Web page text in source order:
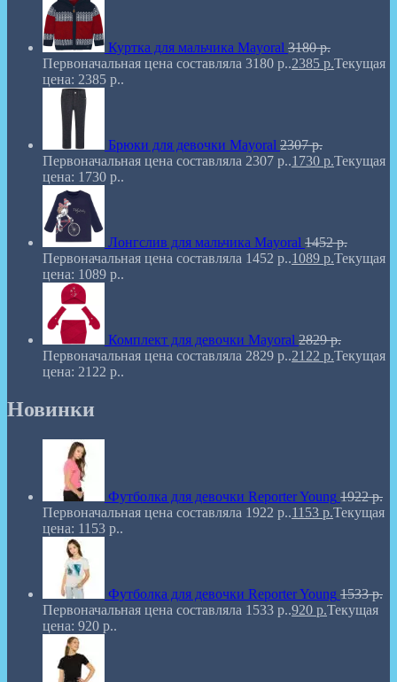
Куртка для мальчика Mayoral 3180р.
Первоначальная цена составляла 3180 р..2385 р.Текущая
цена: 2385 р..
Брюки для девочки Mayoral 2307р.
Первоначальная цена составляла 2307 р..1730 р.Текущая
цена: 1730 р..
Лонгслив для мальчика Mayoral 1452р.
Первоначальная цена составляла 1452 р..1089 р.Текущая
цена: 1089 р..
Комплект для девочки Mayoral 2829р.
Первоначальная цена составляла 2829 р..2122 р.Текущая
цена: 2122 р..
Новинки
Футболка для девочки Reporter Young 1922р.
Первоначальная цена составляла 1922 р..1153 р.Текущая
цена: 1153 р..
Футболка для девочки Reporter Young 1533р.
Первоначальная цена составляла 1533 р..920 р.Текущая
цена: 920 р..